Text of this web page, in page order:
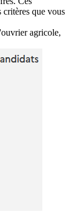
critères que vous
agricole,